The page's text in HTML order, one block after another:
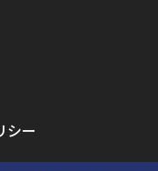
シー